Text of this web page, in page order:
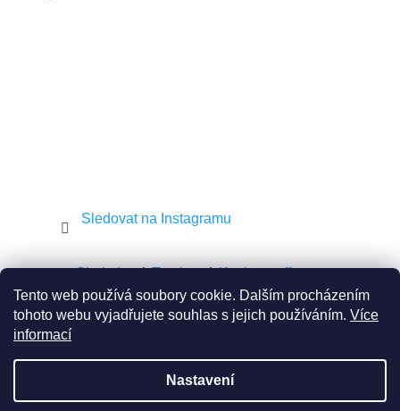
Tento web používá soubory cookie. Dalším procházením
tohoto webu vyjadřujete souhlas s jejich používáním. Více
informací
Nastavení
Sledovat na Instagramu
Shekel.cz Torah.cz Kosher-coffee.cz
Vytvořil Shoptet